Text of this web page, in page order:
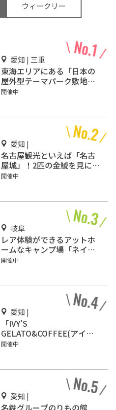
ウィークリー
愛知 | 三重
東海エリアにある「日本の
屋外型テーマパーク敷地面
積ランキング」入りしてい
開催中
愛知 |
名古屋観光といえば「名古
屋城」！2匹の金鯱を見に
行こう
開催中
岐阜
レア体験ができるアットホ
ームなキャンプ場「ネイチ
ャーランドかみのほ」
開催中
愛知 |
「IVY’S
GELATO&COFFEE(アイビ
ーズ ジェラート&コーヒ
ン！
開催中
愛知 |
名鉄グループのりもの館